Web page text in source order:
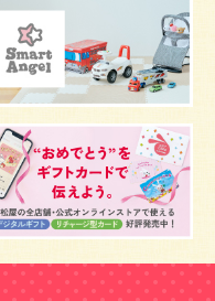
効果 栄養素
防
双子
安全対策 おすすめ
期 アレルギー
うなぎ 乳幼児